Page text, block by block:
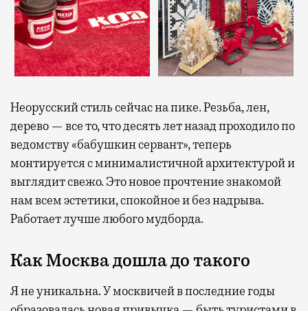
Неорусский стиль сейчас на пике. Резьба, лен,
дерево — все то, что десять лет назад проходило по
ведомству «бабушкин сервант», теперь
монтируется с минималистичной архитектурой и
выглядит свежо. Это новое прочтение знакомой
нам всем эстетики, спокойное и без надрыва.
Работает лучше любого мудборда.
Как Москва дошла до такого
Я не уникальна. У москвичей в последние годы